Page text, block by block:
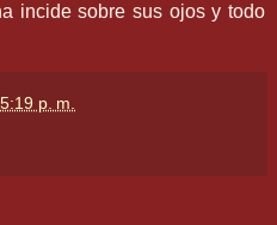
incide sobre sus ojos y todo
5:19 p. m.